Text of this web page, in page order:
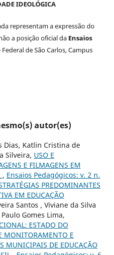
IDEOLÓGICA
representam a expressão do
a posição oficial da Ensaios
de São Carlos, Campus
autor(es)
Dias, Katlin Cristina de
Silveira, USO E
E FILMAGENS EM
, Ensaios Pedagógicos: v. 2 n.
PREDOMINANTES
EM EDUCAÇÃO
Santos , Viviane da Silva
Gomes Lima,
ESTADO DO
MONITORAMENTO E
MUNICIPAIS DE EDUCAÇÃO